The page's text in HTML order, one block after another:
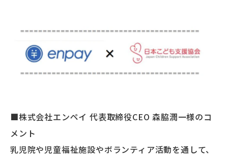
■株式会社エンペイ 代表取締役CEO 森脇潤一様のコ
メント
乳児院や児童福祉施設やボランティア活動を通して、